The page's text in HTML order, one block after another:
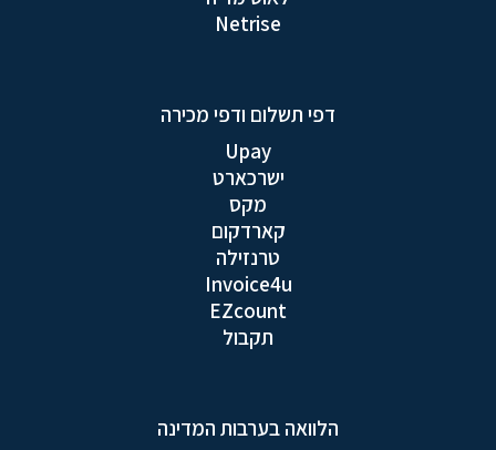
Netrise
דפי תשלום ודפי מכירה
Upay
ישרכארט
מקס
קארדקום
טרנזילה
Invoice4u
EZcount
תקבול
הלוואה בערבות המדינה